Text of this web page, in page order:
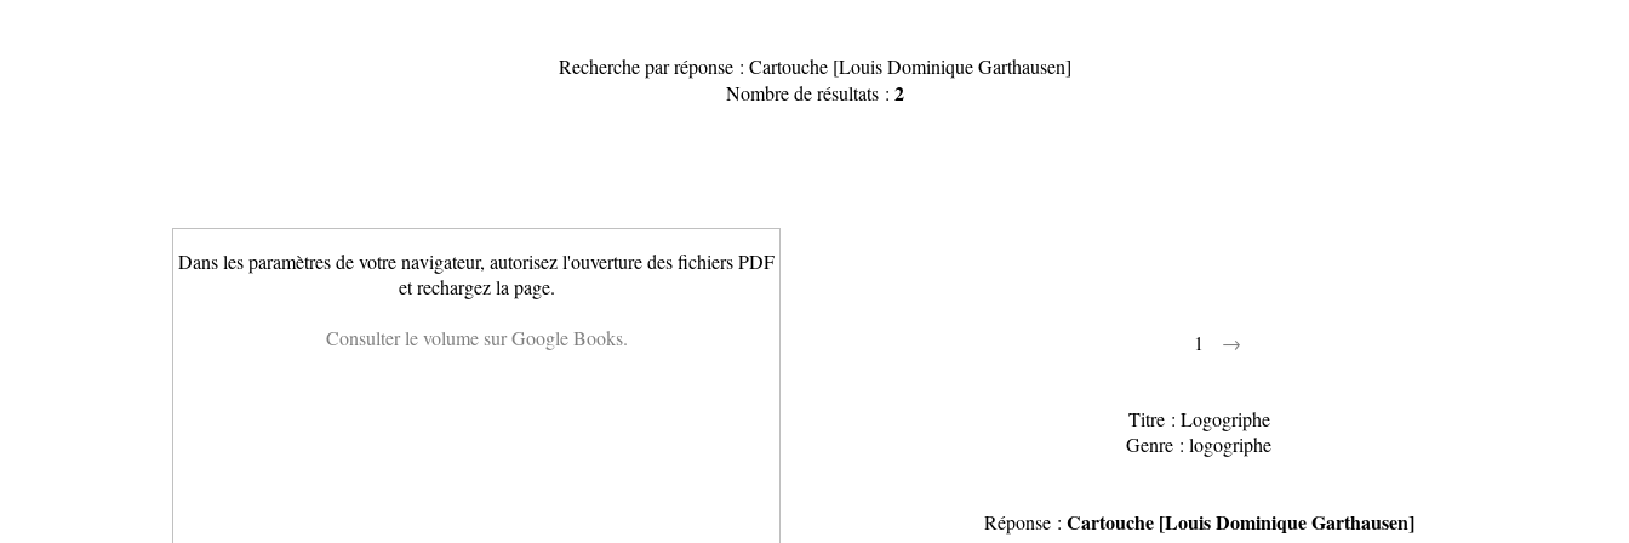
Recherche par réponse : Cartouche [Louis Dominique Garthausen]
Nombre de résultats : 2
Dans les paramètres de votre navigateur, autorisez l'ouverture des fichiers PDF
et rechargez la page.
Consulter le volume sur Google Books.
1 →
Titre : Logogriphe
Genre : logogriphe
Réponse : Cartouche [Louis Dominique Garthausen]